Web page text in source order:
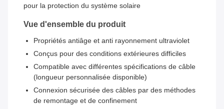
pour la protection du système solaire
Vue d'ensemble du produit
Propriétés antiâge et anti rayonnement ultraviolet
Conçus pour des conditions extérieures difficiles
Compatible avec différentes spécifications de câble
(longueur personnalisée disponible)
Connexion sécurisée des câbles par des méthodes
de remontage et de confinement